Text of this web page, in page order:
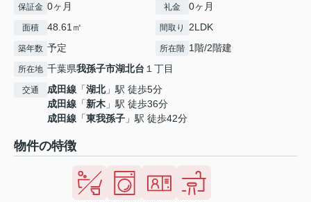
保証金 0ヶ月 礼金 0ヶ月
面積 48.61㎡ 間取り 2LDK
築年数 予定 所在階 1階/2階建
所在地 千葉県我孫子市湖北台 １丁目
交通 成田線 「湖北」駅 徒歩5分
成田線 「新木 」駅 徒歩36分
成田線 「東我孫子 」駅 徒歩42分
物件の特徴